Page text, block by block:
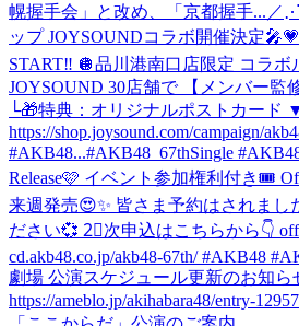
幌握手会」と改め、「京都握手... ／
ップ JOYSOUNDコラボ開催決定
START‼️ 🪩品川港南口店限定 コラボ
JOYSOUND 30店舗で 【メンバー監
└🎁特典：オリジナルポストカード
https://shop.joysound.com/campaign/
#AKB48...#AKB48_67thSingle
Release🩷 イベント参加権利付き🎟️
来週発売😍✨ 皆さま予約はされまし
ださい💞 2⃣次申込はこちらから👇
cd.akb48.co.jp/akb48-67th/ #AKB48
劇場 公演スケジュール更新のお知ら
https://ameblo.jp/akihabara48/entry-